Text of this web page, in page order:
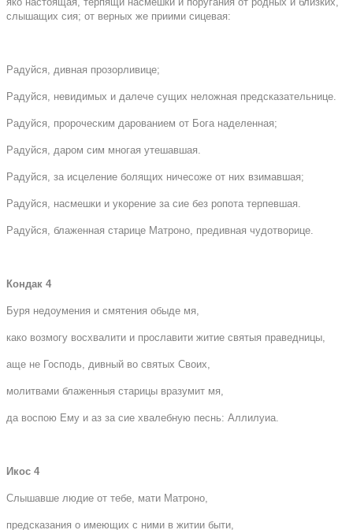
слышащих сия; от верных же приими сицевая:
Радуйся, дивная прозорливице;
Радуйся, невидимых и далече сущих неложная предсказательнице.
Радуйся, пророческим дарованием от Бога наделенная;
Радуйся, даром сим многая утешавшая.
Радуйся, за исцеление болящих ничесоже от них взимавшая;
Радуйся, насмешки и укорение за сие без ропота терпевшая.
Радуйся, блаженная старице Матроно, предивная чудотворице.
Кондак 4
Буря недоумения и смятения обыде мя,
како возмогу восхвалити и прославити житие святыя праведницы,
аще не Господь, дивный во святых Своих,
молитвами блаженныя старицы вразумит мя,
да воспою Ему и аз за сие хвалебную песнь: Аллилуиа.
Икос 4
Слышавше людие от тебе, мати Матроно,
предсказания о имеющих с ними в житии быти,